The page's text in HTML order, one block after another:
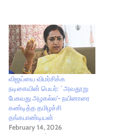
விஜய்யை விமர்சிக்க
நடிகையின் பெயர்: `அவதூறு
பேசுவது அழகல்ல'- நயினாரை
கண்டித்த தமிழச்சி
தங்கபாண்டியன்
February 14, 2026